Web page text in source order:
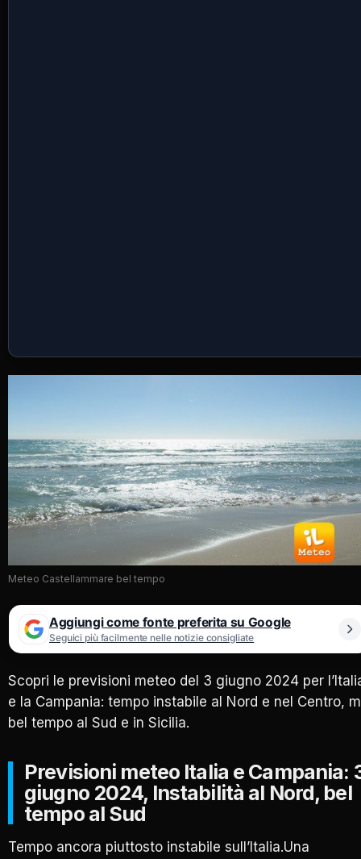
Meteo Castellammare bel tempo
Aggiungi come fonte preferita su Google
Seguici più facilmente nelle notizie consigliate
Scopri le previsioni meteo del 3 giugno 2024 per
e la Campania: tempo instabile al Nord e nel Centro,
bel tempo al Sud e in Sicilia.
Previsioni meteo Italia e Campania:
giugno 2024, Instabilità al Nord, bel
tempo al Sud
Tempo ancora piuttosto instabile sull’Italia.Una